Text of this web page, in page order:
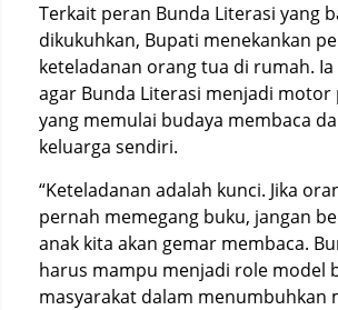
Terkait peran Bunda Literasi yang
dikukuhkan, Bupati menekankan
keteladanan orang tua di rumah.
agar Bunda Literasi menjadi motor
yang memulai budaya membaca
keluarga sendiri.
“Keteladanan adalah kunci. Jika
pernah memegang buku, jangan
anak kita akan gemar membaca.
harus mampu menjadi role model
masyarakat dalam menumbuhkan